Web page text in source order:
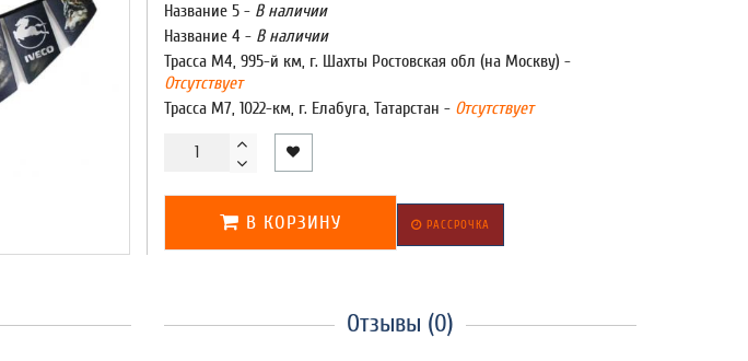
Название 5 - В наличии
Название 4 - В наличии
Трасса М4, 995-й км, г. Шахты Ростовская обл (на Москву) -
Отсутствует
Трасса М7, 1022-км, г. Елабуга, Татарстан - Отсутствует
В КОРЗИНУ РАССРОЧКА
Отзывы (0)